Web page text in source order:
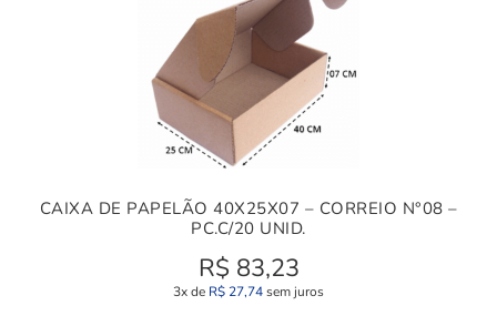
CAIXA DE PAPELÃO 40X25X07 – CORREIO N°08 –
PC.C/20 UNID.
R$ 83,23
3x de R$ 27,74sem juros